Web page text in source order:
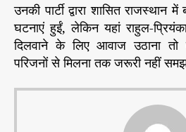
उनकी पार्टी द्वारा शासित राजस्थान
घटनाएं हुईं, लेकिन यहां राहुल-
दिलवाने के लिए आवाज उठाना
परिजनों से मिलना तक जरूरी नहीं